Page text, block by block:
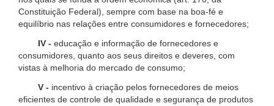
Constituição Federal), sempre com base na boa-fé e
equilíbrio nas relações entre consumidores e fornecedores;
IV - educação e informação de fornecedores e
consumidores, quanto aos seus direitos e deveres, com
vistas à melhoria do mercado de consumo;
V - incentivo à criação pelos fornecedores de meios
eficientes de controle de qualidade e segurança de produtos